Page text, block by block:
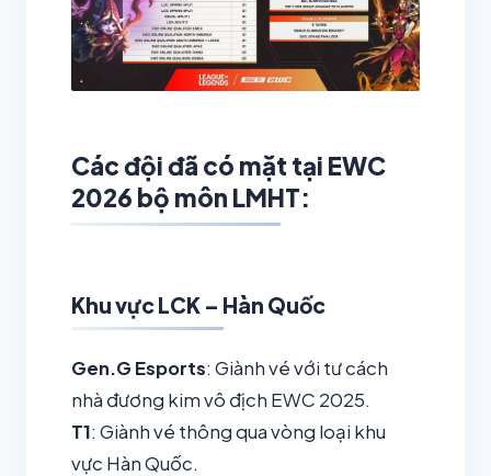
Các đội đã có mặt tại EWC
2026 bộ môn LMHT:
Khu vực LCK – Hàn Quốc
Gen.G Esports: Giành vé với tư cách
nhà đương kim vô địch EWC 2025.
T1: Giành vé thông qua vòng loại khu
vực Hàn Quốc.